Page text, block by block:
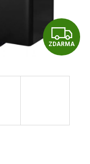
Z
D
ZDARMA